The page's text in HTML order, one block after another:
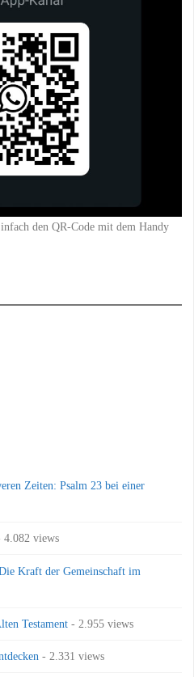
den QR-Code mit dem Handy
Zeiten: Psalm 23 bei einer
4.082 views
Kraft der Gemeinschaft im
Testament - 2.955 views
- 2.331 views